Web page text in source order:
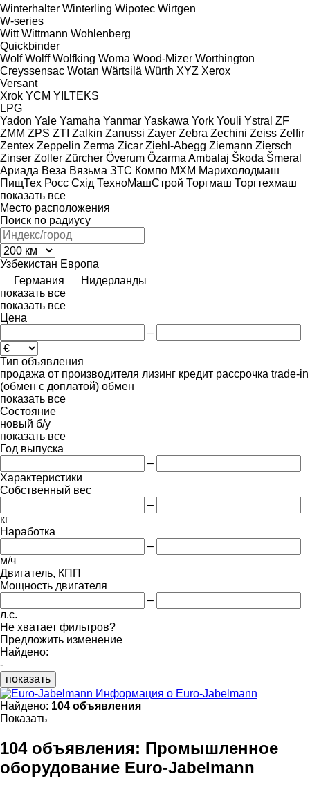
Winterhalter Winterling Wipotec Wirtgen
W-series
Witt Wittmann Wohlenberg
Quickbinder
Wolf Wolff Wolfking Woma Wood-Mizer Worthington
Creyssensac Wotan Wärtsilä Würth XYZ Xerox
Versant
Xrok YCM YILTEKS
LPG
Yadon Yale Yamaha Yanmar Yaskawa York Youli Ystral ZF
ZMM ZPS ZTI Zalkin Zanussi Zayer Zebra Zechini Zeiss Zelfir
Zentex Zeppelin Zerma Zicar Ziehl-Abegg Ziemann Ziersch
Zinser Zoller Zürcher Överum Özarma Ambalaj Škoda Šmeral
Ариада Веза Вязьма ЗТС Компо МХМ Марихолодмаш
ПищТех Росс Схід ТехноМашСтрой Торгмаш Торгтехмаш
показать все
Место расположения
Поиск по радиусу
Узбекистан Европа
Германия
Нидерланды
показать все
показать все
Цена
–
Тип объявления
продажа от производителя лизинг кредит рассрочка trade-in
(обмен с доплатой) обмен
показать все
Состояние
новый б/у
показать все
Год выпуска
–
Характеристики
Собственный вес
–
кг
Наработка
–
м/ч
Двигатель, КПП
Мощность двигателя
–
л.с.
Не хватает фильтров?
Предложить изменение
Найдено:
-
показать
Информация о Euro-Jabelmann
Найдено: 104 объявления
Показать
104 объявления: Промышленное
оборудование Euro-Jabelmann